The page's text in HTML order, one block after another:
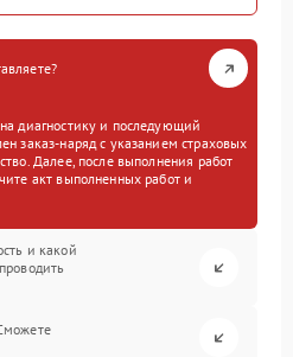
диагностику и последующий
заказ-наряд с указанием страховых
Далее, после выполнения работ
акт выполненных работ и
и какой